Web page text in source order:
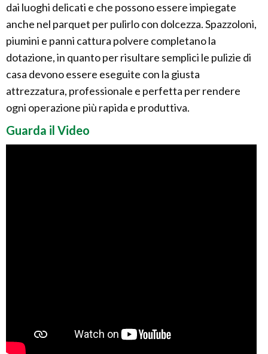
dai luoghi delicati e che possono essere impiegate
anche nel parquet per pulirlo con dolcezza. Spazzoloni,
piumini e panni cattura polvere completano la
dotazione, in quanto per risultare semplici le pulizie di
casa devono essere eseguite con la giusta
attrezzatura, professionale e perfetta per rendere
ogni operazione più rapida e produttiva.
Guarda il Video